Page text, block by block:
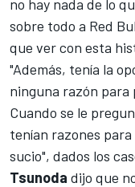
no hay nada de lo
sobre todo a Red
que ver con esta
"Además, tenía la
ninguna razón para
Cuando se le
tenían razones
sucio", dados los
Tsunoda dijo que